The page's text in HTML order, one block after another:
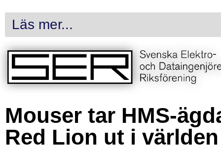
Läs mer...
Mouser tar HMS-
Red Lion ut i världen